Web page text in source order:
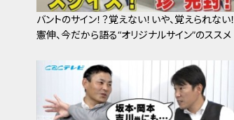
バントのサイン！？覚えない！いや、覚えられない！
憲伸、今だから語る“オリジナルサイン”のススメ